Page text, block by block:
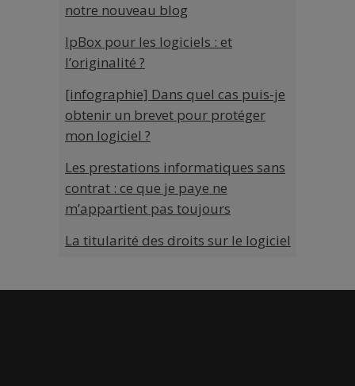
notre nouveau blog
IpBox pour les logiciels : et
l’originalité ?
[infographie] Dans quel cas puis-je
obtenir un brevet pour protéger
mon logiciel ?
Les prestations informatiques sans
contrat : ce que je paye ne
m’appartient pas toujours
La titularité des droits sur le logiciel